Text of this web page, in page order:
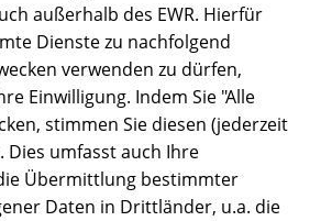
außerhalb des EWR. Hierfür
Dienste zu nachfolgend
verwenden zu dürfen,
Einwilligung. Indem Sie "Alle
stimmen Sie diesen (jederzeit
Dies umfasst auch Ihre
Übermittlung bestimmter
Daten in Drittländer, u.a. die